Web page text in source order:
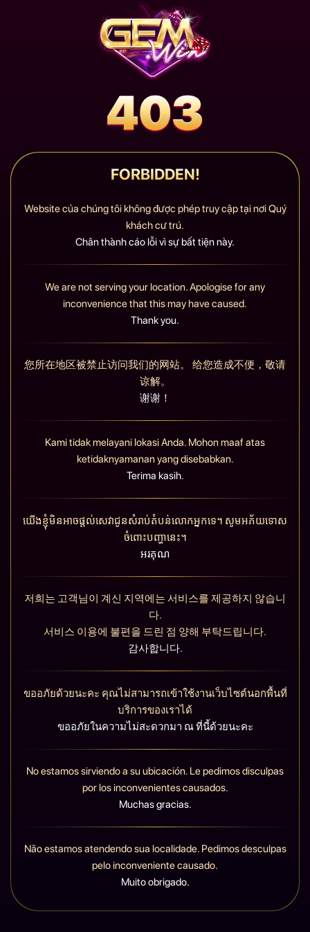
FORBIDDEN!
Website của chúng tôi không được phép truy cập tại nơi Quý
khách cư trú.
Chân thành cáo lỗi vì sự bất tiện này.
We are not serving your location. Apologise for any
inconvenience that this may have caused.
Thank you.
您所在地区被禁止访问我们的网站。 给您造成不便，敬请
谅解。
谢谢！
Kami tidak melayani lokasi Anda. Mohon maaf atas
ketidaknyamanan yang disebabkan.
Terima kasih.
យើងខ្ញុំមិនអាចផ្តល់សេវាជូនសំរាប់តំបន់លោកអ្នកទេ។ សូមអភ័យទោស
ចំពោះបញ្ហានេះ។
អរគុណ
저희는 고객님이 계신 지역에는 서비스를 제공하지 않습니
다.
서비스 이용에 불편을 드린 점 양해 부탁드립니다.
감사합니다.
ขออภัยด้วยนะคะ คุณไม่สามารถเข้าใช้งานเว็บไซต์นอกพื้นที่
บริการของเราได้
ขออภัยในความไม่สะดวกมา ณ ที่นี้ด้วยนะคะ
No estamos sirviendo a su ubicación. Le pedimos disculpas
por los inconvenientes causados.
Muchas gracias.
Não estamos atendendo sua localidade. Pedimos desculpas
pelo inconveniente causado.
Muito obrigado.